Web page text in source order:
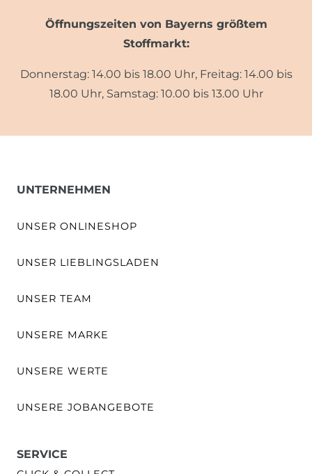
Öffnungszeiten von Bayerns größtem
Stoffmarkt:
Donnerstag: 14.00 bis 18.00 Uhr, Freitag: 14.00 bis
18.00 Uhr, Samstag: 10.00 bis 13.00 Uhr
UNTERNEHMEN
UNSER ONLINESHOP
UNSER LIEBLINGSLADEN
UNSER TEAM
UNSERE MARKE
UNSERE WERTE
UNSERE JOBANGEBOTE
SERVICE